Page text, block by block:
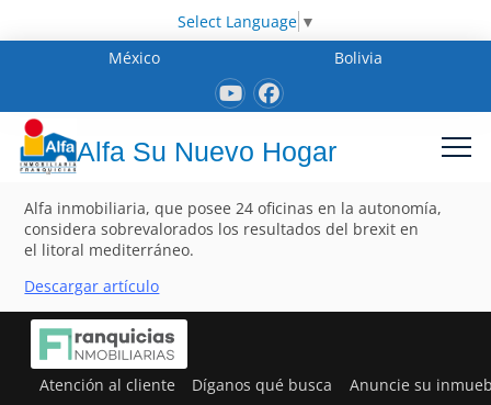
Select Language ▼
México
Bolivia
Alfa Su Nuevo Hogar
Alfa inmobiliaria, que posee 24 oficinas en la autonomía,
considera sobrevalorados los resultados del brexit en
el litoral mediterráneo.
Descargar artículo
Atención al cliente Díganos qué busca Anuncie su